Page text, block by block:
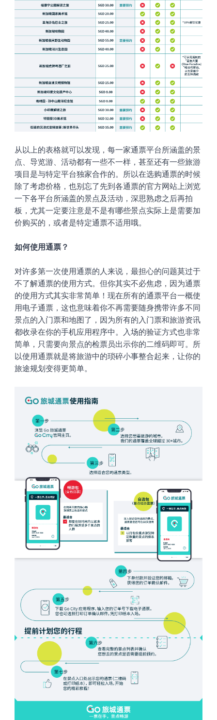
从以上的表格就可以发现，每一家通票平台所涵盖的景
点、导览游、活动都有一些不一样，甚至还有一些旅游
项目是与特定平台独家合作的。所以在选购通票的时候
除了考虑价格，也别忘了先到各通票的官方网站上浏览
一下各平台所涵盖的景点及活动，深思熟虑之后再拍
板，尤其一定要注意是不是有哪些景点实际上是需要加
价购买的，或者是特定通票不适用哦。
如何使用通票 ？
对许多第一次使用通票的人来说，最担心的问题莫过于
不了解通票的使用方式。但你其实不必焦虑，因为通票
的使用方式其实非常简单！现在所有的通票平台一概使
用电子通票，这也意味着你不再需要随身携带许多不同
景点的入门票和地图了，因为所有的入门票和旅游资讯
都收录在你的手机应用程序中。入场的验证方式也非常
简单，只需要向景点的检票员出示你的二维码即可。所
以使用通票就是将旅游中的琐碎小事整合起来，让你的
旅途规划变得更简单。